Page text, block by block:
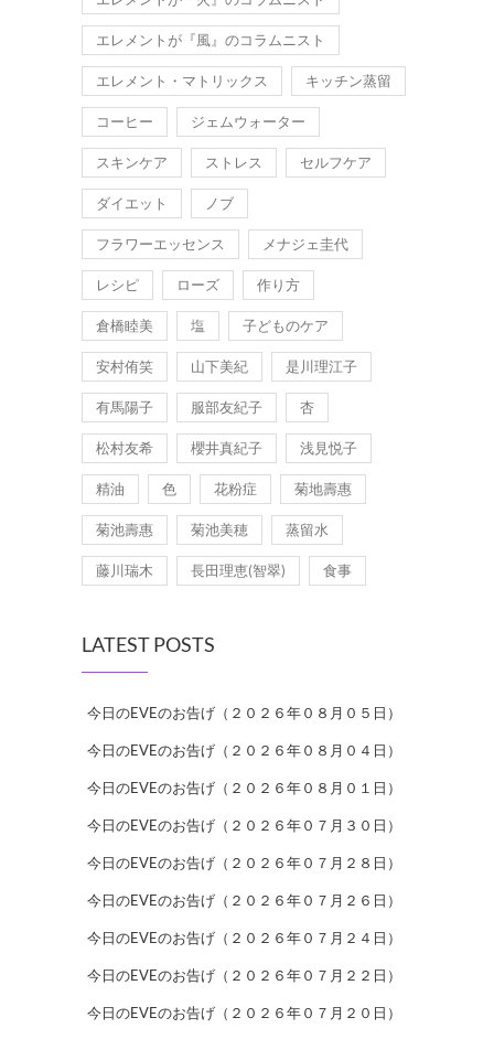
エレメントが『風』のコラムニスト
エレメント・マトリックス キッチン蒸留
コーヒー ジェムウォーター
スキンケア ストレス セルフケア
ダイエット ノブ
フラワーエッセンス メナジェ圭代
レシピ ローズ 作り方
倉橋睦美 塩 子どものケア
安村侑笑 山下美紀 是川理江子
有馬陽子 服部友紀子 杏
松村友希 櫻井真紀子 浅見悦子
精油 色 花粉症 菊地壽惠
菊池壽惠 菊池美穂 蒸留水
藤川瑞木 長田理恵(智翠) 食事
LATEST POSTS
今日のEVEのお告げ（２０２６年０８月０５日）
今日のEVEのお告げ（２０２６年０８月０４日）
今日のEVEのお告げ（２０２６年０８月０１日）
今日のEVEのお告げ（２０２６年０７月３０日）
今日のEVEのお告げ（２０２６年０７月２８日）
今日のEVEのお告げ（２０２６年０７月２６日）
今日のEVEのお告げ（２０２６年０７月２４日）
今日のEVEのお告げ（２０２６年０７月２２日）
今日のEVEのお告げ（２０２６年０７月２０日）